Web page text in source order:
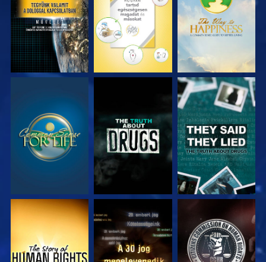
MŰSORNÉZÉS MŰSORNÉZÉS MŰSORNÉZÉS
MŰSORNÉZÉS MŰSORNÉZÉS MŰSORNÉZÉS